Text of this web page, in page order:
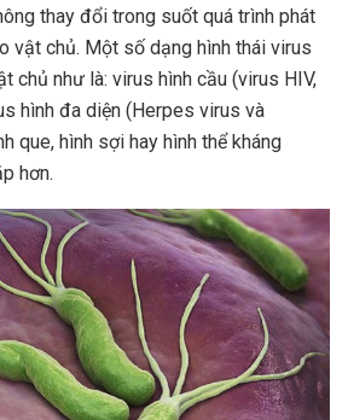
thay đổi trong suốt quá trình phát
vật chủ. Một số dạng hình thái virus
chủ như là: virus hình cầu (virus HIV,
hình đa diện (Herpes virus và
que, hình sợi hay hình thể kháng
hơn.